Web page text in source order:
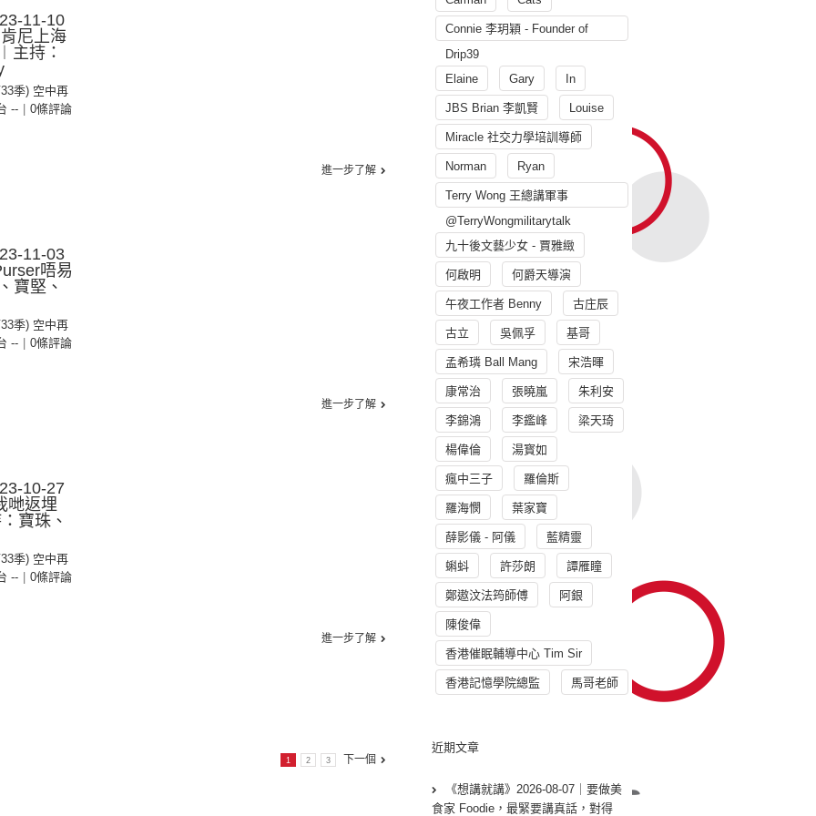
11-10
尼上海
主持：
季) 空中再
--
0條評論
進一步了解
11-03
唔易
寶堅、
季) 空中再
--
0條評論
進一步了解
10-27
哋返埋
寶珠、
季) 空中再
--
0條評論
進一步了解
1 2 3 下一個
Connie 李玥穎 - Founder of
Drip39
Elaine
Gary In
JBS Brian 李凱賢 Louise
Miracle 社交力學培訓導師
Norman Ryan
Terry Wong 王總講軍事
@TerryWongmilitarytalk
九十後文藝少女 - 賈雅緻
何啟明 何爵天導演
午夜工作者 Benny 古庄辰
古立 吳佩孚 基哥
孟希璘 Ball Mang 宋浩暉
康常治 張曉嵐 朱利安
李錦鴻 李鑑峰 梁天琦
楊偉倫 湯寳如
瘋中三子 羅倫斯
羅海憫 葉家寶
薛影儀 - 阿儀 藍精靈
蝌蚪 許莎朗 譚雁瞳
鄭遨汶法筠師傅 阿銀
陳俊偉
香港催眠輔導中心 Tim Sir
香港記憶學院總監 馬哥老師
近期文章
《想講就講》2026-08-07｜要做美
食家 Foodie，最緊要講真話，對得